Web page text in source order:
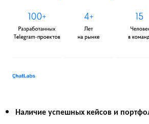
Наличие успешных кейсов и